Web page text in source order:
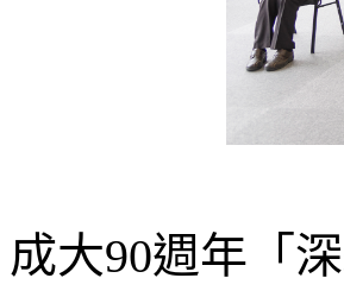
成大90週年「